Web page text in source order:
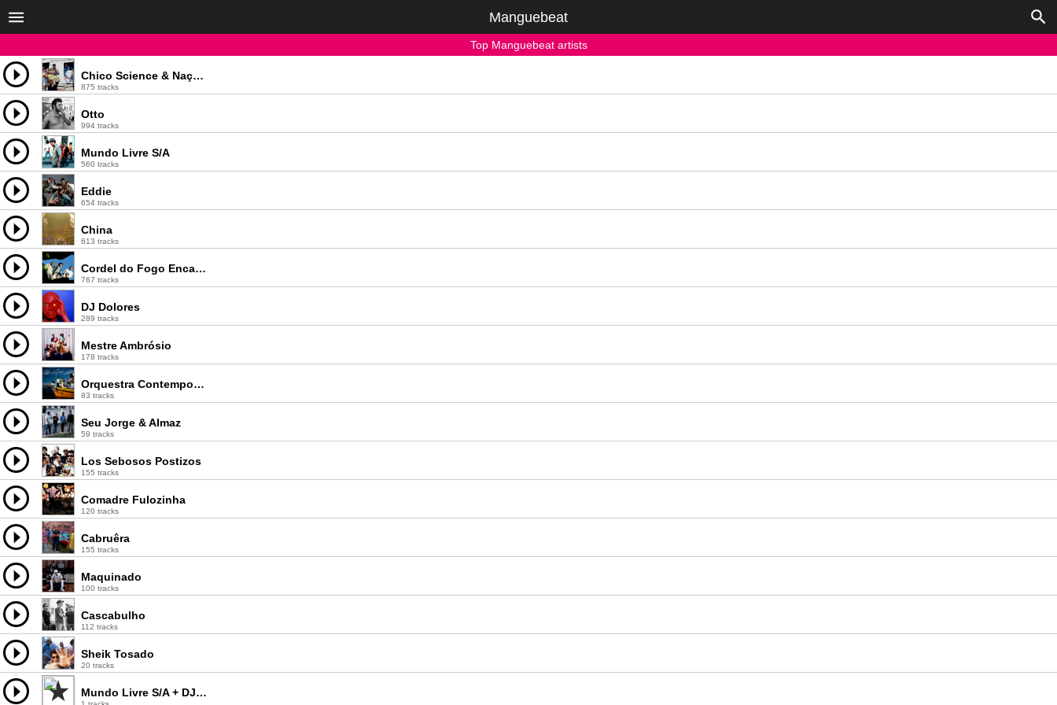
Manguebeat
Top Manguebeat artists
Chico Science & Nação Zumbi
875 tracks
Otto
994 tracks
Mundo Livre S/A
560 tracks
Eddie
654 tracks
China
613 tracks
Cordel do Fogo Encantado
767 tracks
DJ Dolores
289 tracks
Mestre Ambrósio
178 tracks
Orquestra Contemporânea de Olinda
83 tracks
Seu Jorge & Almaz
59 tracks
Los Sebosos Postizos
155 tracks
Comadre Fulozinha
120 tracks
Cabruêra
155 tracks
Maquinado
100 tracks
Cascabulho
112 tracks
Sheik Tosado
20 tracks
Mundo Livre S/A + DJ Bruno Pedrosa